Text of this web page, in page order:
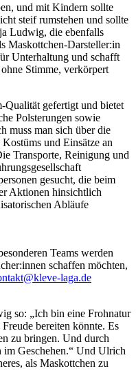
und mit Kindern sollte
steif rumstehen und sollte
Ludwig, die ebenfalls
Maskottchen-Darsteller:in
Unterhaltung und schafft
Stimme, verkörpert
gefertigt und bietet
Polsterungen sowie
muss man sich über die
und Einsätze an
Transporte, Reinigung und
gesucht, die beim
Aktionen hinsichtlich
Abläufe
Teams werden
schaffen möchten,
laga.de
so: „Ich bin eine Frohnatur
bereiten könnte. Es
zu bringen. Und durch
Geschehen.“ Und Ulrich
als Maskottchen zu